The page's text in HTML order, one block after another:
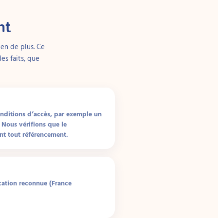
structuré qui vise
Il se distingue
établis, qui
sorte
mesurer les
et la
deviennent
de plus. Ce
faits, que
d’accès, par exemple un
vérifions que le
tout référencement.
reconnue (France